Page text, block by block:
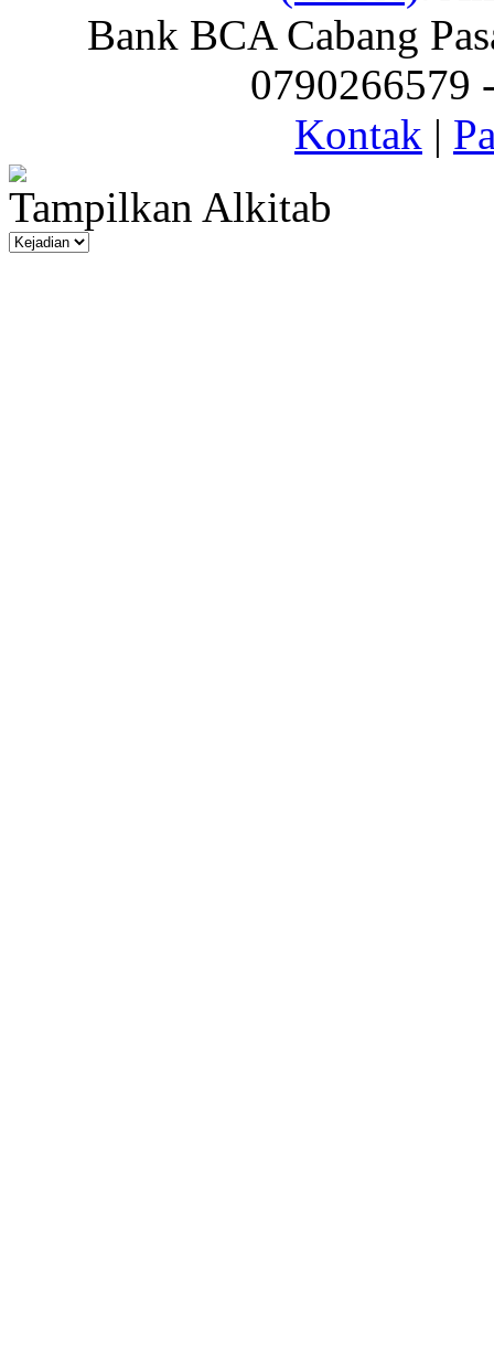
Bank BCA Cabang
0790266579
Kontak |
Tampilkan Alkitab